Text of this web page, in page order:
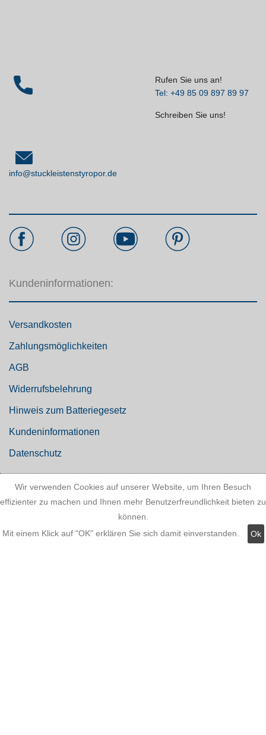
Rufen Sie uns an!
Tel: +49 85 09 897 89 97
Schreiben Sie uns!
info@stuckleistenstyropor.de
Kundeninformationen:
Versandkosten
Zahlungsmöglichkeiten
AGB
Widerrufsbelehrung
Hinweis zum Batteriegesetz
Kundeninformationen
Datenschutz
Widerruf
Wir verwenden Cookies auf unserer Website, um Ihren Besuch
effizienter zu machen und Ihnen mehr Benutzerfreundlichkeit bieten zu
können.
Mit einem Klick auf "OK" erklären Sie sich damit einverstanden.
Ok